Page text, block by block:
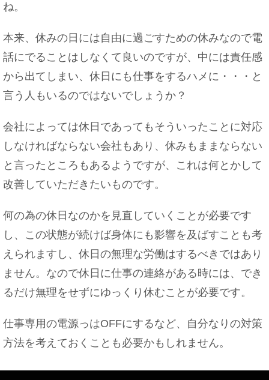
の心理を検証！
彼女彼氏からの旅行の誘いを傷つけることなく断る
切り花を長持ちさせるための小技。ハイターは花瓶
の汚れ防止にも
脳のmri検査を子供が受ける場合の注意点について
解説！
味を知ろう
ね。
本来、休みの日には自由に過ごすための休みなので電
話にでることはしなくて良いのですが、中には責任感
から出てしまい、休日にも仕事をするハメに・・・と
言う人もいるのではないでしょうか？
会社によっては休日であってもそういったことに対応
しなければならない会社もあり、休みもままならない
と言ったところもあるようですが、これは何とかして
改善していただきたいものです。
何の為の休日なのかを見直していくことが必要です
し、この状態が続けば身体にも影響を及ばすことも考
えられますし、休日の無理な労働はするべきではあり
ません。なので休日に仕事の連絡がある時には、でき
るだけ無理をせずにゆっくり休むことが必要です。
仕事専用の電源っはOFFにするなど、自分なりの対策
方法を考えておくことも必要かもしれません。